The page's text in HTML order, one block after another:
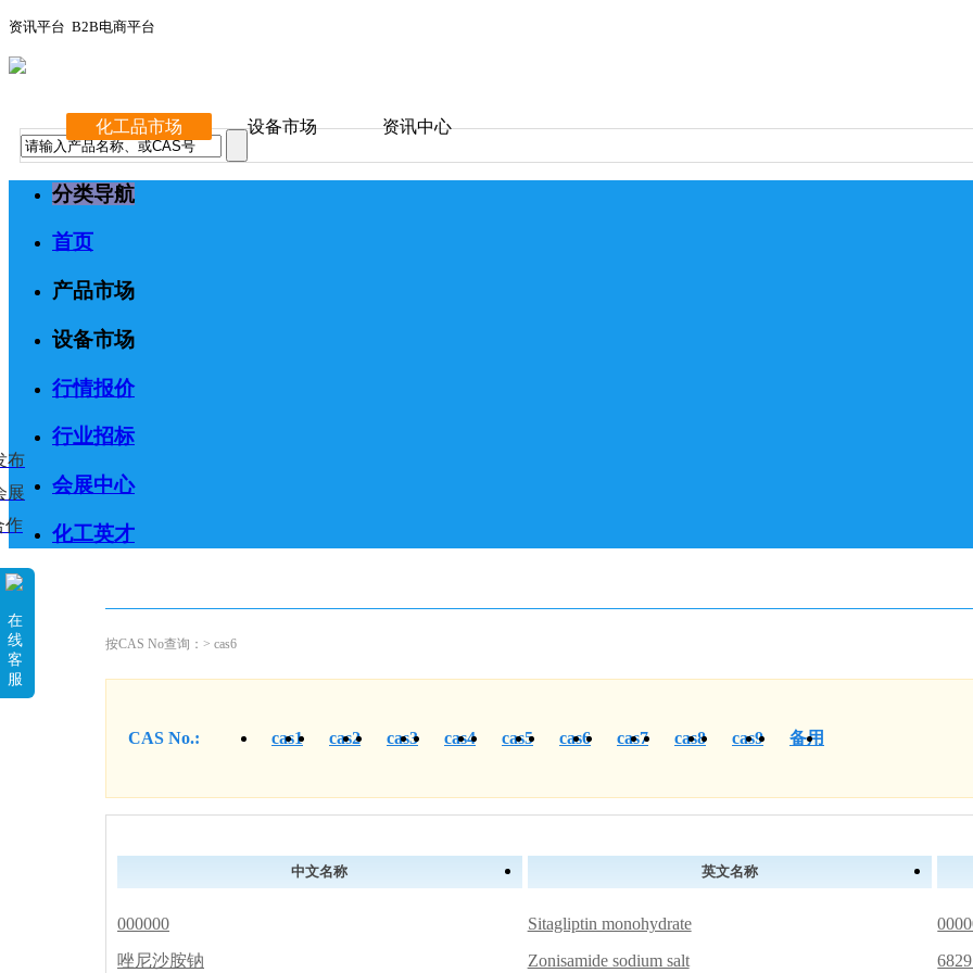
资讯平台 B2B电商平台
化工品市场 设备市场 资讯中心
分类导航
首页
产品市场
设备市场
行情报价
行业招标
会展中心
化工英才
布
展
作
在
线
客
服
按CAS No查询：> cas6
CAS No.: cas1 cas2 cas3 cas4 cas5 cas6 cas7 cas8 cas9 备用
中文名称
000000
唑尼沙胺钠
英文名称
Sitagliptin monohydrate
Zonisamide sodium salt